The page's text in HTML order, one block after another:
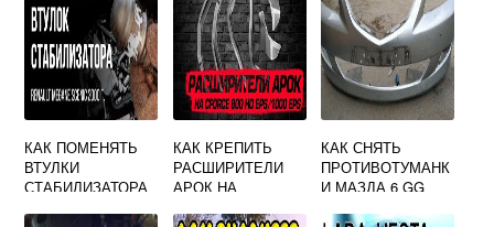
КАК ПОМЕНЯТЬ
ВТУЛКИ
СТАБИЛИЗАТОРА
КАК КРЕПИТЬ
РАСШИРИТЕЛИ
АРОК НА
КАК СНЯТЬ
ПРОТИВОТУМАНК
И МАЗДА 6 GG